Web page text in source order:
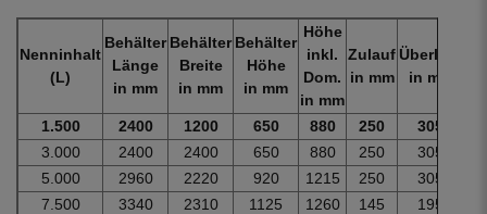
Nenninhalt
(L)
Behälter
Länge
in mm
Behälter
Breite
in mm
Behälter
Höhe
in mm
Höhe
inkl.
Dom.
in mm
Zulauf
in mm
Überlauf
in mm
1.500 2400 1200 650 880 250 305
3.000
2400 2400 650 880 250 305
5.000
2960 2220 920 1215 250 305
7.500
3340 2310 1125 1260 145 195